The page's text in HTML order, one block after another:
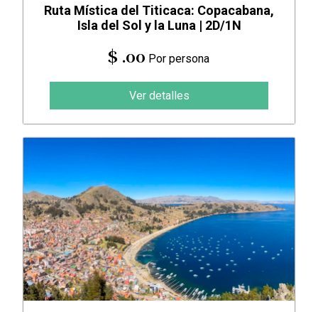
Ruta Mística del Titicaca: Copacabana,
Isla del Sol y la Luna | 2D/1N
$ .00 Por persona
Ver detalles